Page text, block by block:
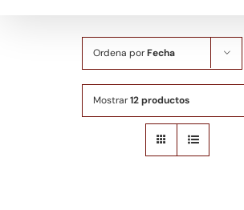
Ordena porFecha
Mostrar12 productos